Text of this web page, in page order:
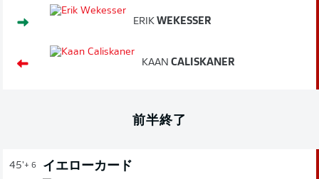
ERIK WEKESSER
KAAN CALISKANER
前半終了
45'+ 6 イエローカード